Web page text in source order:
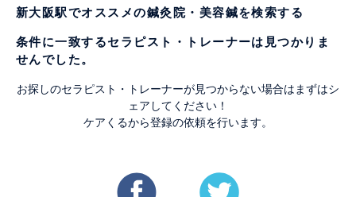
新大阪駅でオススメの鍼灸院・美容鍼を検索する
条件に一致するセラピスト・トレーナーは見つかりま
せんでした。
お探しのセラピスト・トレーナーが見つからない場合はまずはシ
ェアしてください！
ケアくるから登録の依頼を行います。